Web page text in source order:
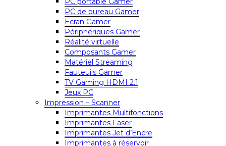
PC de bureau Gamer
Ecran Gamer
Périphériques Gamer
Réalité virtuelle
Composants Gamer
Matériel Streaming
Fauteuils Gamer
TV Gaming HDMI 2.1
Jeux PC
Impression – Scanner
Imprimantes Multifonctions
Imprimantes Laser
Imprimantes Jet d’Encre
Imprimantes à réservoir